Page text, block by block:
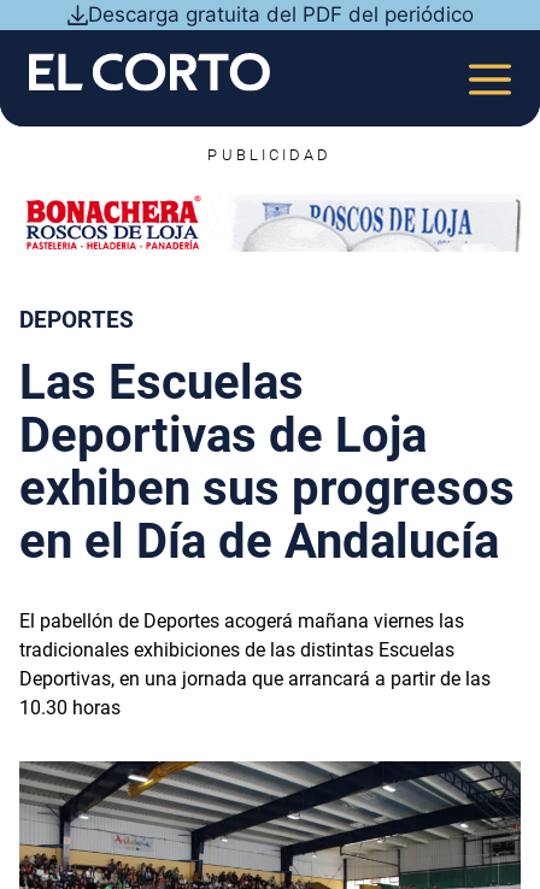
contenido
Descarga gratuita del PDF del periódico
PUBLICIDAD
DEPORTES
Las Escuelas
Deportivas de Loja
exhiben sus progresos
en el Día de Andalucía
El pabellón de Deportes acogerá mañana viernes las
tradicionales exhibiciones de las distintas Escuelas
Deportivas, en una jornada que arrancará a partir de las
10.30 horas